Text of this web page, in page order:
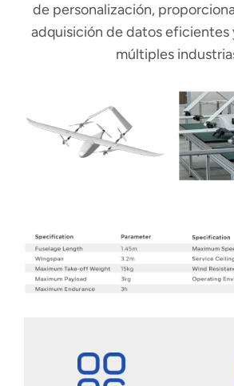
de personalización,
adquisición de datos eficientes
múltiples